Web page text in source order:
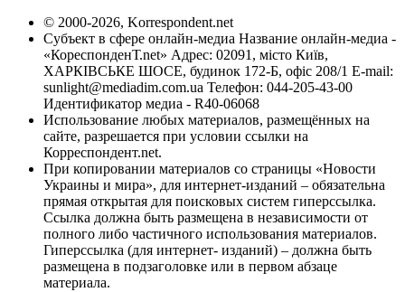
© 2000-2026, Korrespondent.net
Субъект в сфере онлайн-медиа Название онлайн-медиа -
«КореспонденТ.net» Адрес: 02091, місто Київ,
ХАРКІВСЬКЕ ШОСЕ, будинок 172-Б, офіс 208/1 E-mail:
sunlight@mediadim.com.ua Телефон: 044-205-43-00
Идентификатор медиа - R40-06068
Использование любых материалов, размещённых на
сайте, разрешается при условии ссылки на
Корреспондент.net.
При копировании материалов со страницы «Новости
Украины и мира», для интернет-изданий – обязательна
прямая открытая для поисковых систем гиперссылка.
Ссылка должна быть размещена в независимости от
полного либо частичного использования материалов.
Гиперссылка (для интернет- изданий) – должна быть
размещена в подзаголовке или в первом абзаце
материала.